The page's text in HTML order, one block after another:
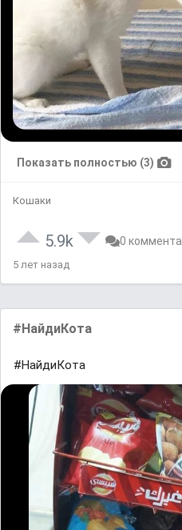
Показать полностью (3)
Кошаки
5.9k 0
5 лет назад
#НайдиКота
#НайдиКота